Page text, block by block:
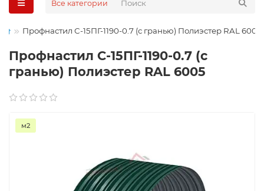
Все категории
Профнастил С-15ПГ-1190-0.7 (с гранью) Полиэстер RAL 6005
Профнастил С-15ПГ-1190-0.7 (с
гранью) Полиэстер RAL 6005
м2